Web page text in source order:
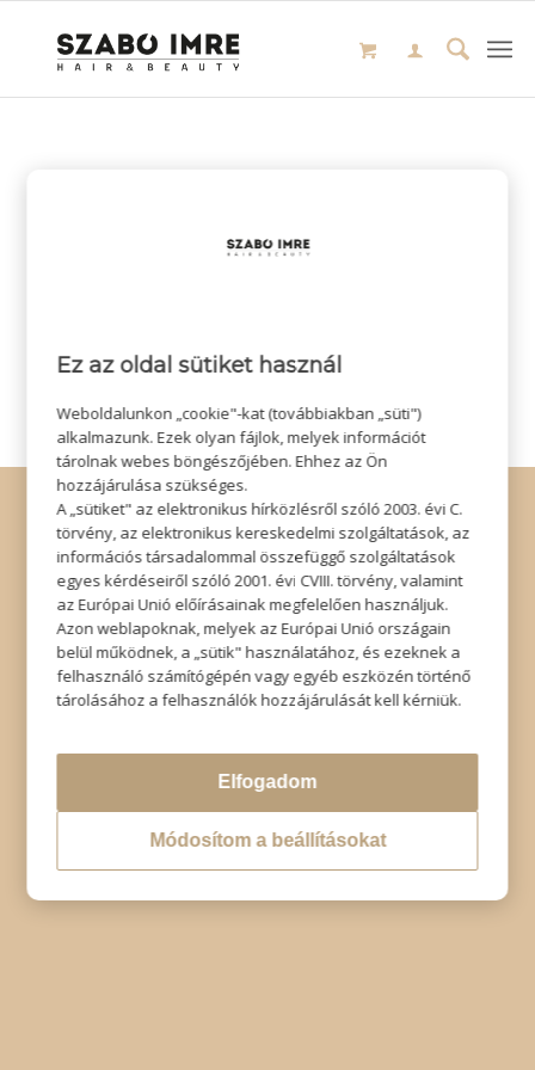
© Copyright - Szabó Imre Hair & Beauty
Impresszum
Adatkezelési tájékoztató | Elállás
Ez az oldal sütiket használ
Weboldalunkon „cookie"-kat (továbbiakban „süti")
alkalmazunk. Ezek olyan fájlok, melyek információt
tárolnak webes böngészőjében. Ehhez az Ön
hozzájárulása szükséges.
A „sütiket" az elektronikus hírközlésről szóló 2003. évi C.
törvény, az elektronikus kereskedelmi szolgáltatások, az
információs társadalommal összefüggő szolgáltatások
egyes kérdéseiről szóló 2001. évi CVIII. törvény, valamint
az Európai Unió előírásainak megfelelően használjuk.
Azon weblapoknak, melyek az Európai Unió országain
belül működnek, a „sütik" használatához, és ezeknek a
felhasználó számítógépén vagy egyéb eszközén történő
tárolásához a felhasználók hozzájárulását kell kérniük.
Elfogadom
Módosítom a beállításokat